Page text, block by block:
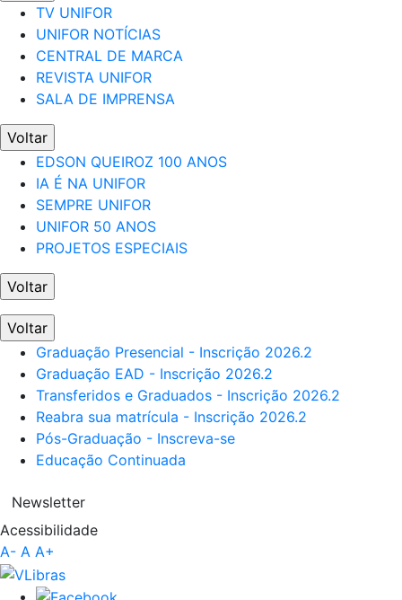
TV UNIFOR
UNIFOR NOTÍCIAS
CENTRAL DE MARCA
REVISTA UNIFOR
SALA DE IMPRENSA
Voltar
EDSON QUEIROZ 100 ANOS
IA É NA UNIFOR
SEMPRE UNIFOR
UNIFOR 50 ANOS
PROJETOS ESPECIAIS
Voltar
Voltar
Graduação Presencial - Inscrição 2026.2
Graduação EAD - Inscrição 2026.2
Transferidos e Graduados - Inscrição 2026.2
Reabra sua matrícula - Inscrição 2026.2
Pós-Graduação - Inscreva-se
Educação Continuada
Newsletter
Acessibilidade
A- A A+